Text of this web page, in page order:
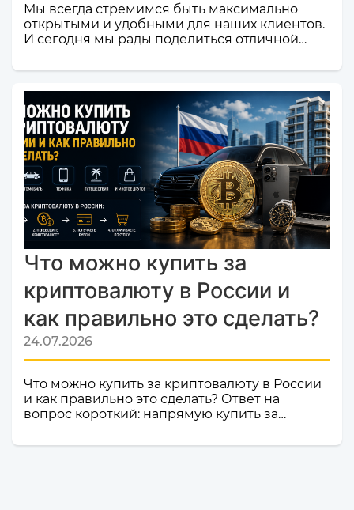
Мы всегда стремимся быть максимально
открытыми и удобными для наших клиентов.
И сегодня мы рады поделиться отличной
валют и криптовалют CosmoChanger
официально добавлен в листинг
мониторинга обменников
Monik.exchange.Что это значит для вас?
Только плюсы! Мы делаем всё, чтобы каждый
ваш обмен был быстрым, безопасным и
комфортным.Почему это важное событие?
Попадание в список надежных платформ на
Monik.exchange — это знак каче...
Что можно купить за
криптовалюту в России и
как правильно это сделать?
24.07.2026
Что можно купить за криптовалюту в России
и как правильно это сделать? Ответ на
вопрос короткий: напрямую купить за
нельзя. Российское законодательство не